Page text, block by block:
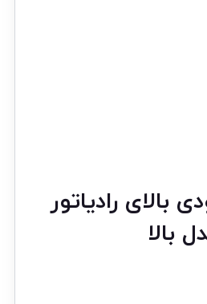
بالای رادیاتور